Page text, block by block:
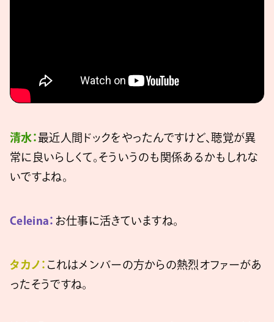
清水：最近人間ドックをやったんですけど、聴覚が異
常に良いらしくて。そういうのも関係あるかもしれな
いですよね。
Celeina： お仕事に活きていますね。
タカノ： これはメンバーの方からの熱烈オファーがあ
ったそうですね。